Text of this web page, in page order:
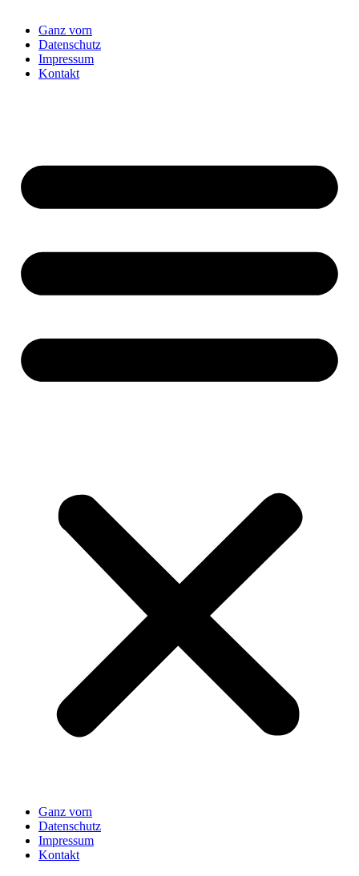
Ganz vorn
Datenschutz
Impressum
Kontakt
Ganz vorn
Datenschutz
Impressum
Kontakt